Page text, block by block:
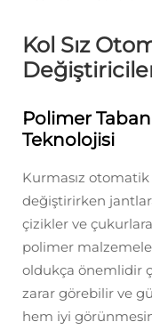
Kol Sız
Polimer
Teknolojisi
Kurmasız
değiştirirken
çizikler ve
polimer
oldukça önemlidir
zarar görebilir ve
hem iyi